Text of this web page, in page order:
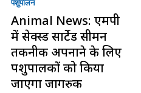
पशुपालन
Animal News: एमपी
में सेक्स्ड सार्टेड सीमन
तकनीक अपनाने के लिए
पशुपालकों को किया
जाएगा जागरुक